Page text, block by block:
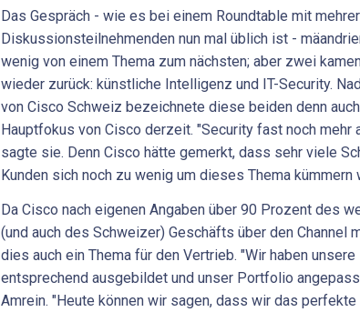
Das Gespräch - wie es bei einem Roundtable mit
Diskussionsteilnehmenden nun mal üblich ist -
wenig von einem Thema zum nächsten; aber zwei
wieder zurück: künstliche Intelligenz und IT-Security.
von Cisco Schweiz bezeichnete diese beiden denn
Hauptfokus von Cisco derzeit. "Security fast noch mehr
sagte sie. Denn Cisco hätte gemerkt, dass sehr viele
Kunden sich noch zu wenig um dieses Thema kümmern
Da Cisco nach eigenen Angaben über 90 Prozent des
(und auch des Schweizer) Geschäfts über den Channel
dies auch ein Thema für den Vertrieb. "Wir haben unsere
entsprechend ausgebildet und unser Portfolio
Amrein. "Heute können wir sagen, dass wir das